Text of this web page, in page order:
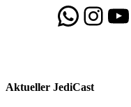
Folgt uns
Besucht
Aktueller JediCast